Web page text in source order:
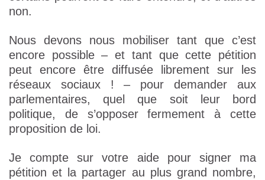
non.
Nous devons nous mobiliser tant que c’est
encore possible – et tant que cette pétition
peut encore être diffusée librement sur les
réseaux sociaux ! – pour demander aux
parlementaires, quel que soit leur bord
politique, de s’opposer fermement à cette
proposition de loi.
Je compte sur votre aide pour signer ma
pétition et la partager au plus grand nombre,